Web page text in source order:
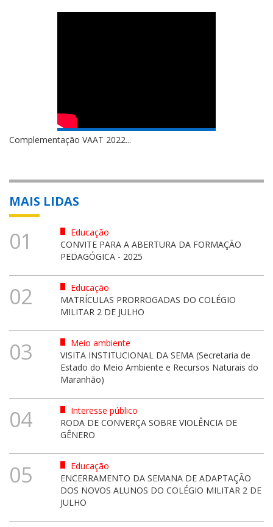
Complementação VAAT 2022...
MAIS LIDAS
01
Educação
CONVITE PARA A ABERTURA DA FORMAÇÃO
PEDAGÓGICA - 2025
02
Educação
MATRÍCULAS PRORROGADAS DO COLÉGIO
MILITAR 2 DE JULHO
03
Meio ambiente
VISITA INSTITUCIONAL DA SEMA (Secretaria de
Estado do Meio Ambiente e Recursos Naturais do
Maranhão)
04
Interesse público
RODA DE CONVERÇA SOBRE VIOLÊNCIA DE
GÊNERO
05
Educação
ENCERRAMENTO DA SEMANA DE ADAPTAÇÃO
DOS NOVOS ALUNOS DO COLÉGIO MILITAR 2 DE
JULHO